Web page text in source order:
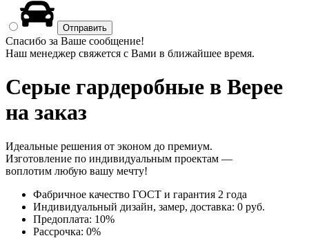
Спасибо за Ваше сообщение!
Наш менеджер свяжется с Вами в ближайшее время.
Серые гардеробные в Верее
на заказ
Идеальные решения от эконом до премиум.
Изготовление по индивидуальным проектам —
воплотим любую вашу мечту!
Фабричное качество ГОСТ и гарантия 2 года
Индивидуальный дизайн, замер, доставка: 0 руб.
Предоплата: 10%
Рассрочка: 0%